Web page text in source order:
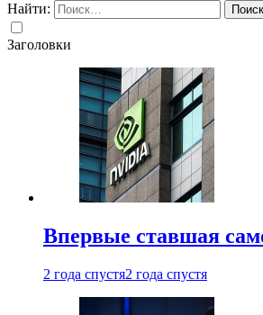
Найти:
Заголовки
Впервые ставшая
2 года спустя2 года спустя